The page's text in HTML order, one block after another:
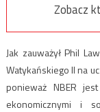
Zobacz
Jak zauważył Phil
Watykańskiego II na
ponieważ NBER
ekonomicznymi i